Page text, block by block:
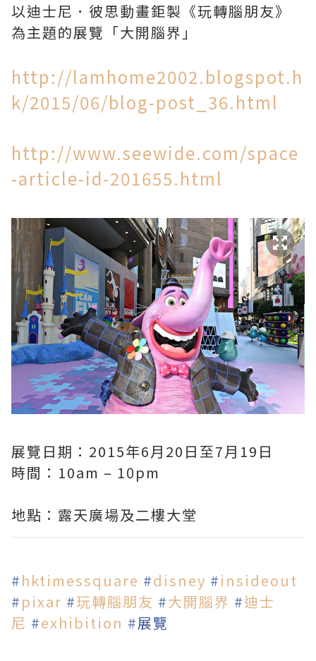
以迪士尼．彼思動畫鉅製《玩轉腦朋友》
為主題的展覽「大開腦界」
http://lamhome2002.blogspot.h
k/2015/06/blog-post_36.html
http://www.seewide.com/space
-article-id-201655.html
展覽日期：2015年6月20日至7月19日
時間：10am – 10pm
地點：露天廣場及二樓大堂
‪#‎hktimessquare‬ ‪#‎disney‬ ‪#‎insideout‬
#‎pixar‬ ‪#‎玩轉腦朋友‬ ‪#‎大開腦界‬ ‪#‎迪士
尼‬ ‪#‎exhibition‬ ‪#‎展覽‬